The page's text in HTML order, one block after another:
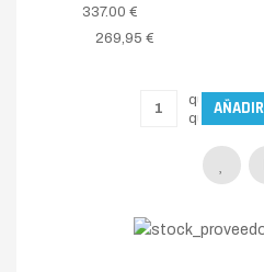
337.00 €
269,95 €